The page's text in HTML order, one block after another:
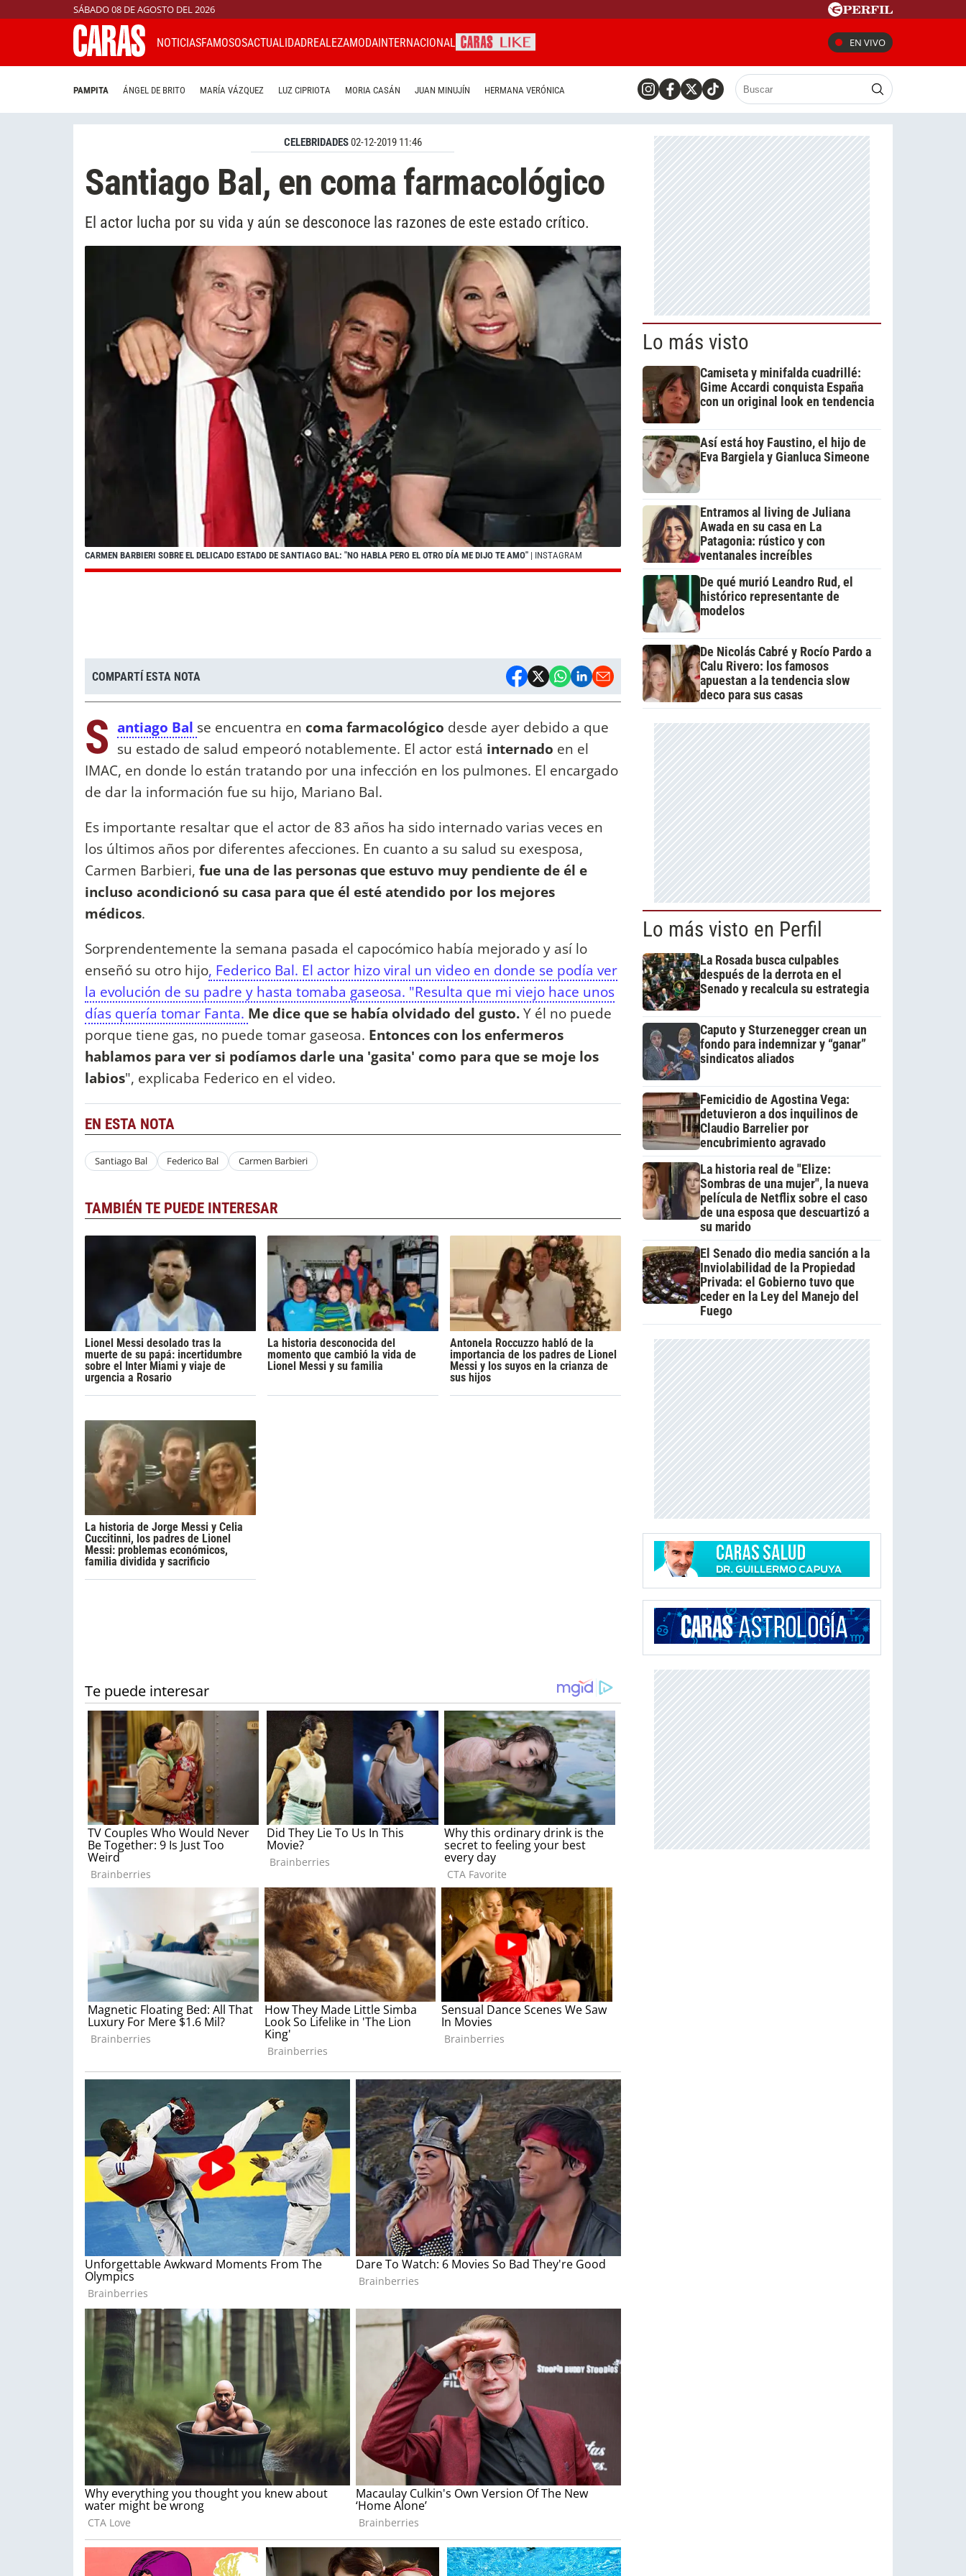
SÁBADO 08 DE AGOSTO DEL 2026
NOTICIASFAMOSOSACTUALIDADREALEZAMODAINTERNACIONAL EN VIVO
PAMPITA ÁNGEL DE BRITO MARÍA VÁZQUEZ LUZ CIPRIOTA MORIA CASÁN JUAN MINUJÍN HERMANA VERÓNICA
CELEBRIDADES02-12-2019 11:46
Santiago Bal, en coma farmacológico
El actor lucha por su vida y aún se desconoce las razones de este estado crítico.
CARMEN BARBIERI SOBRE EL DELICADO ESTADO DE SANTIAGO BAL: "NO HABLA PERO EL OTRO DÍA ME DIJO TE AMO" | INSTAGRAM
COMPARTÍ ESTA NOTA
S antiago Bal se encuentra en coma farmacológico desde ayer debido a que
su estado de salud empeoró notablemente. El actor está internado en el
IMAC, en donde lo están tratando por una infección en los pulmones. El encargado
de dar la información fue su hijo, Mariano Bal.
Es importante resaltar que el actor de 83 años ha sido internado varias veces en
los últimos años por diferentes afecciones. En cuanto a su salud su exesposa,
Carmen Barbieri, fue una de las personas que estuvo muy pendiente de él e
incluso acondicionó su casa para que él esté atendido por los mejores
médicos.
Sorprendentemente la semana pasada el capocómico había mejorado y así lo
enseñó su otro hijo, Federico Bal. El actor hizo viral un video en donde se podía ver
la evolución de su padre y hasta tomaba gaseosa. "Resulta que mi viejo hace unos
días quería tomar Fanta. Me dice que se había olvidado del gusto.Y él no puede
porque tiene gas, no puede tomar gaseosa. Entonces con los enfermeros
hablamos para ver si podíamos darle una 'gasita' como para que se moje los
labios", explicaba Federico en el video.
EN ESTA NOTA
Santiago Bal Federico Bal Carmen Barbieri
TAMBIÉN TE PUEDE INTERESAR
Lionel Messi desolado tras la
muerte de su papá: incertidumbre
sobre el Inter Miami y viaje de
urgencia a Rosario
La historia desconocida del
momento que cambió la vida de
Lionel Messi y su familia
Antonela Roccuzzo habló de la
importancia de los padres de Lionel
Messi y los suyos en la crianza de
sus hijos
La historia de Jorge Messi y Celia
Cuccitinni, los padres de Lionel
Messi: problemas económicos,
familia dividida y sacrificio
Lo más visto
Camiseta y minifalda cuadrillé:
Gime Accardi conquista España
con un original look en tendencia
Así está hoy Faustino, el hijo de
Eva Bargiela y Gianluca Simeone
Entramos al living de Juliana
Awada en su casa en La
Patagonia: rústico y con
ventanales increíbles
De qué murió Leandro Rud, el
histórico representante de
modelos
De Nicolás Cabré y Rocío Pardo a
Calu Rivero: los famosos
apuestan a la tendencia slow
deco para sus casas
Lo más visto en Perfil
La Rosada busca culpables
después de la derrota en el
Senado y recalcula su estrategia
Caputo y Sturzenegger crean un
fondo para indemnizar y “ganar”
sindicatos aliados
Femicidio de Agostina Vega:
detuvieron a dos inquilinos de
Claudio Barrelier por
encubrimiento agravado
La historia real de "Elize:
Sombras de una mujer", la nueva
película de Netflix sobre el caso
de una esposa que descuartizó a
su marido
El Senado dio media sanción a la
Inviolabilidad de la Propiedad
Privada: el Gobierno tuvo que
ceder en la Ley del Manejo del
Fuego